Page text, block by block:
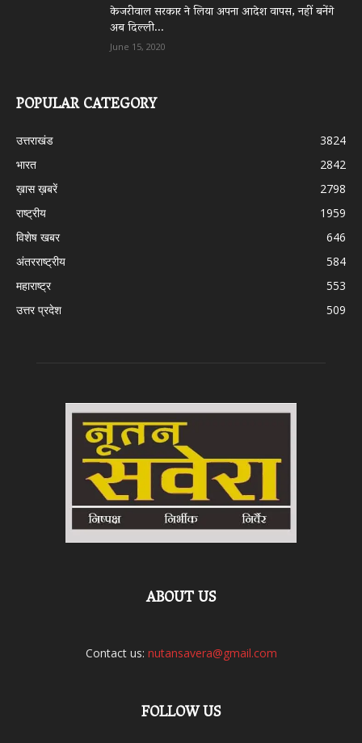
केजरीवाल सरकार ने लिया अपना आदेश वापस, नहीं बनेंगे
अब दिल्ली...
June 15, 2020
POPULAR CATEGORY
उत्तराखंड
3824
भारत
2842
ख़ास ख़बरें
2798
राष्ट्रीय
1959
विशेष खबर
646
अंतरराष्ट्रीय
584
महाराष्ट्र
553
उत्तर प्रदेश
509
ABOUT US
Contact us: nutansavera@gmail.com
FOLLOW US